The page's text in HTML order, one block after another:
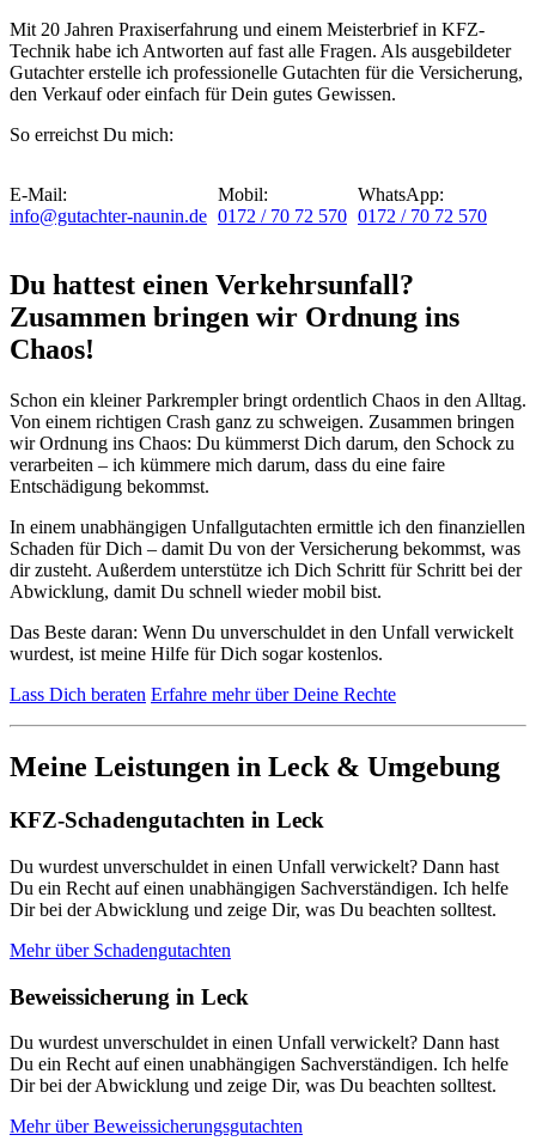
Mit 20 Jahren Praxiserfahrung und einem Meisterbrief in KFZ-
Technik habe ich Antworten auf fast alle Fragen. Als ausgebildeter
Gutachter erstelle ich professionelle Gutachten für die Versicherung,
den Verkauf oder einfach für Dein gutes Gewissen.
So erreichst Du mich:
E-Mail:
info@gutachter-naunin.de
Mobil:
0172 / 70 72 570
WhatsApp:
0172 / 70 72 570
Du hattest einen Verkehrsunfall?
Zusammen bringen wir Ordnung ins
Chaos!
Schon ein kleiner Parkrempler bringt ordentlich Chaos in den Alltag.
Von einem richtigen Crash ganz zu schweigen. Zusammen bringen
wir Ordnung ins Chaos: Du kümmerst Dich darum, den Schock zu
verarbeiten – ich kümmere mich darum, dass du eine faire
Entschädigung bekommst.
In einem unabhängigen Unfallgutachten ermittle ich den finanziellen
Schaden für Dich – damit Du von der Versicherung bekommst, was
dir zusteht. Außerdem unterstütze ich Dich Schritt für Schritt bei der
Abwicklung, damit Du schnell wieder mobil bist.
Das Beste daran: Wenn Du unverschuldet in den Unfall verwickelt
wurdest, ist meine Hilfe für Dich sogar kostenlos.
Lass Dich beraten Erfahre mehr über Deine Rechte
Meine Leistungen in Leck & Umgebung
KFZ-Schadengutachten in Leck
Du wurdest unverschuldet in einen Unfall verwickelt? Dann hast
Du ein Recht auf einen unabhängigen Sachverständigen. Ich helfe
Dir bei der Abwicklung und zeige Dir, was Du beachten solltest.
Mehr über Schadengutachten
Beweissicherung in Leck
Du wurdest unverschuldet in einen Unfall verwickelt? Dann hast
Du ein Recht auf einen unabhängigen Sachverständigen. Ich helfe
Dir bei der Abwicklung und zeige Dir, was Du beachten solltest.
Mehr über Beweissicherungsgutachten